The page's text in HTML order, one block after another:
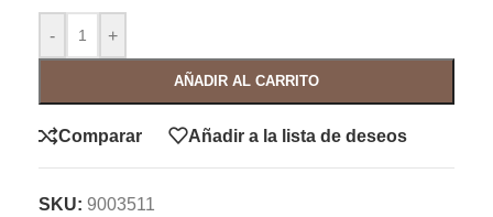
- +
AÑADIR AL CARRITO
Comparar Añadir a la lista de deseos
SKU: 9003511